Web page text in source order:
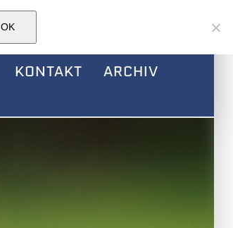
KONTAKT ARCHIV
OK